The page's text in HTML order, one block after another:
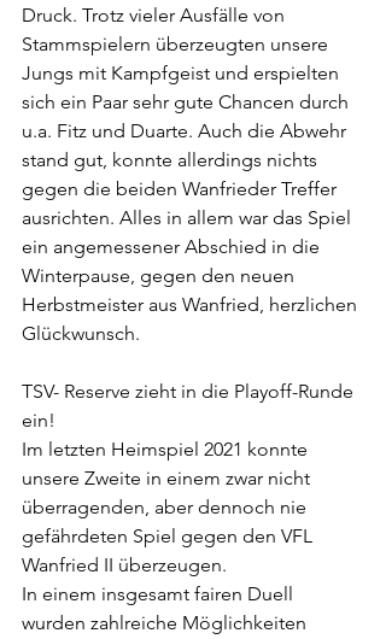
Druck. Trotz vieler Ausfälle von
Stammspielern überzeugten unsere
Jungs mit Kampfgeist und erspielten
sich ein Paar sehr gute Chancen durch
u.a. Fitz und Duarte. Auch die Abwehr
stand gut, konnte allerdings nichts
gegen die beiden Wanfrieder Treffer
ausrichten. Alles in allem war das Spiel
ein angemessener Abschied in die
Winterpause, gegen den neuen
Herbstmeister aus Wanfried, herzlichen
Glückwunsch.
TSV- Reserve zieht in die Playoff-Runde
ein!
Im letzten Heimspiel 2021 konnte
unsere Zweite in einem zwar nicht
überragenden, aber dennoch nie
gefährdeten Spiel gegen den VFL
Wanfried II überzeugen.
In einem insgesamt fairen Duell
wurden zahlreiche Möglichkeiten